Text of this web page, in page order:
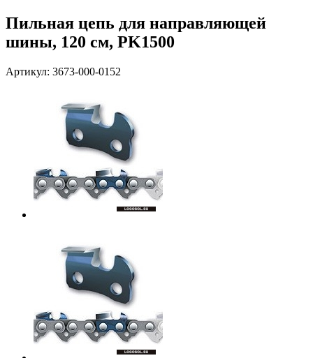
Пильная цепь для направляющей
шины, 120 см, PK1500
Артикул: 3673-000-0152